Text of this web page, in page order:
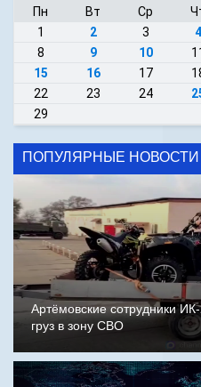
Пн Вт Ср
1
2 3 4
8
9 10
15
16 17
22
23 24
29
ПОПУЛЯРНЫЕ НОВОСТИ
Артёмовские сотрудники
груз в зону СВО